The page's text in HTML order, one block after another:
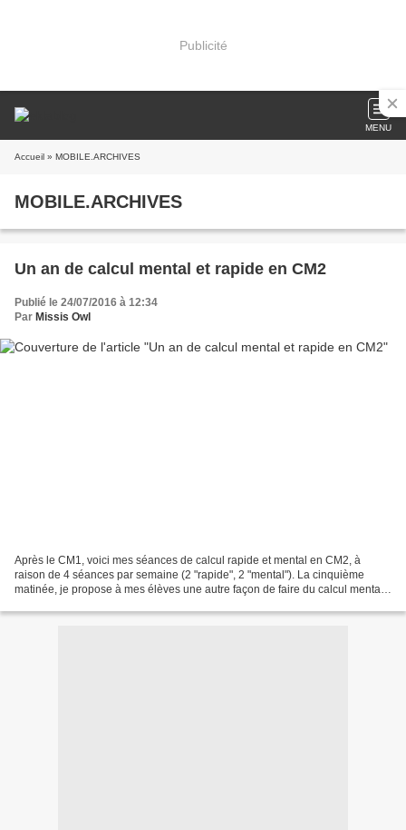
Publicité
MENU
Accueil » MOBILE.ARCHIVES
MOBILE.ARCHIVES
Un an de calcul mental et rapide en CM2
Publié le 24/07/2016 à 12:34
Par Missis Owl
Après le CM1, voici mes séances de calcul rapide et mental en CM2, à
raison de 4 séances par semaine (2 "rapide", 2 "mental"). La cinquième
matinée, je propose à mes élèves une autre façon de faire du calcul mental